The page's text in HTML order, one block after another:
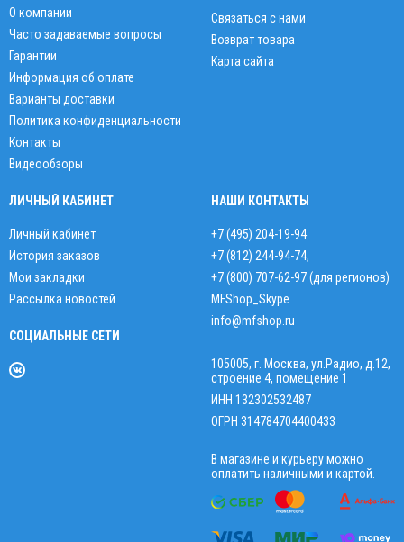
О компании
Часто задаваемые вопросы
Гарантии
Информация об оплате
Варианты доставки
Политика конфиденциальности
Контакты
Видеообзоры
Связаться с нами
Возврат товара
Карта сайта
ЛИЧНЫЙ КАБИНЕТ
Личный кабинет
История заказов
Мои закладки
Рассылка новостей
СОЦИАЛЬНЫЕ СЕТИ
НАШИ КОНТАКТЫ
+7 (495) 204-19-94
+7 (812) 244-94-74,
+7 (800) 707-62-97 (для регионов)
MFShop_Skype
info@mfshop.ru
105005, г. Москва, ул.Радио, д.12,
строение 4, помещение 1
ИНН 132302532487
ОГРН 314784704400433
В магазине и курьеру можно
оплатить наличными и картой.